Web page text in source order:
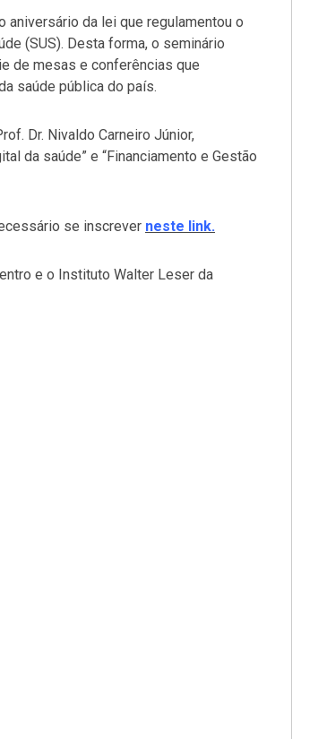
aniversário da lei que regulamentou o
(SUS). Desta forma, o seminário
de mesas e conferências que
saúde pública do país.
Dr. Nivaldo Carneiro Júnior,
da saúde” e “Financiamento e Gestão
se inscrever neste link.
e o Instituto Walter Leser da